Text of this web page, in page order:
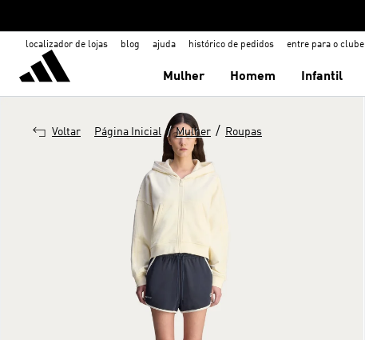
localizador de lojas blog ajuda histórico de pedidos entre para o clube
Mulher Homem Infantil
Voltar Página Inicial / Mulher / Roupas